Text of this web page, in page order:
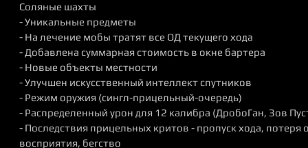
Соляные шахты
- Уникальные предметы
- На лечение мобы тратят все ОД текущего хода
- Добавлена суммарная стоимость в окне бартера
- Новые объекты местности
- Улучшен искусственный интеллект спутников
- Режим оружия (сингл-прицельный-очередь)
- Распределенный урон для 12 калибра (ДробоГан, Зов
- Последствия прицельных критов - пропуск хода, потеря
восприятия, бегство